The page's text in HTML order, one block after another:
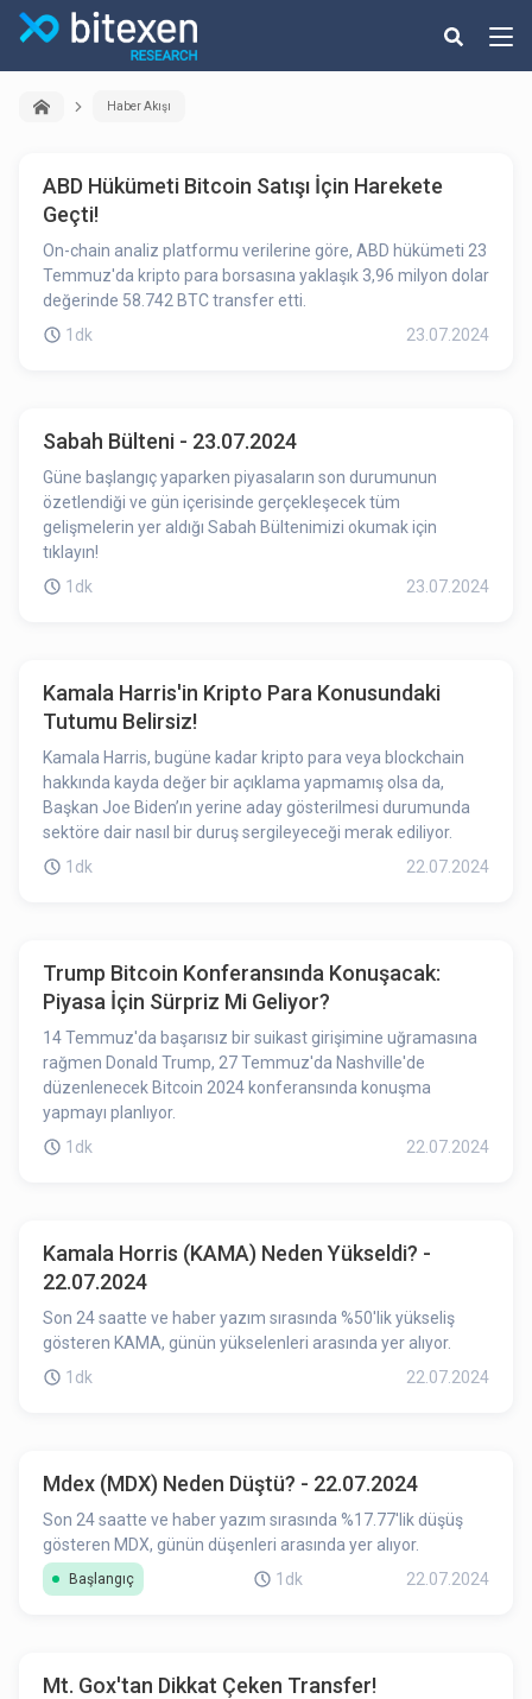
Haber Akışı
ABD Hükümeti Bitcoin Satışı İçin Harekete
Geçti!
On-chain analiz platformu verilerine göre, ABD hükümeti 23
Temmuz'da kripto para borsasına yaklaşık 3,96 milyon dolar
değerinde 58.742 BTC transfer etti.
1dk
23.07.2024
Sabah Bülteni - 23.07.2024
Güne başlangıç yaparken piyasaların son durumunun
özetlendiği ve gün içerisinde gerçekleşecek tüm
gelişmelerin yer aldığı Sabah Bültenimizi okumak için
tıklayın!
1dk
23.07.2024
Kamala Harris'in Kripto Para Konusundaki
Tutumu Belirsiz!
Kamala Harris, bugüne kadar kripto para veya blockchain
hakkında kayda değer bir açıklama yapmamış olsa da,
Başkan Joe Biden’ın yerine aday gösterilmesi durumunda
sektöre dair nasıl bir duruş sergileyeceği merak ediliyor.
1dk
22.07.2024
Trump Bitcoin Konferansında Konuşacak:
Piyasa İçin Sürpriz Mi Geliyor?
14 Temmuz'da başarısız bir suikast girişimine uğramasına
rağmen Donald Trump, 27 Temmuz'da Nashville'de
düzenlenecek Bitcoin 2024 konferansında konuşma
yapmayı planlıyor.
1dk
22.07.2024
Kamala Horris (KAMA) Neden Yükseldi? -
22.07.2024
Son 24 saatte ve haber yazım sırasında %50'lik yükseliş
gösteren KAMA, günün yükselenleri arasında yer alıyor.
1dk
22.07.2024
Mdex (MDX) Neden Düştü? - 22.07.2024
Son 24 saatte ve haber yazım sırasında %17.77'lik düşüş
gösteren MDX, günün düşenleri arasında yer alıyor.
Başlangıç 1dk 22.07.2024
Mt. Gox'tan Dikkat Çeken Transfer!